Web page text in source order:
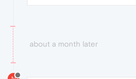
about a month later